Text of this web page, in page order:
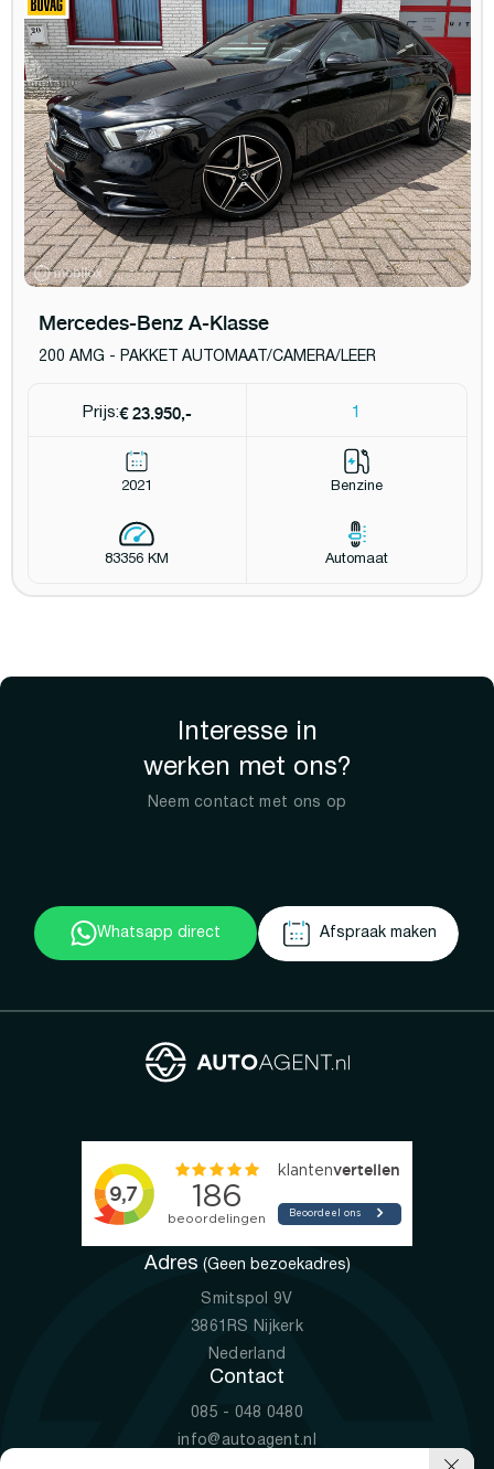
Mercedes-Benz A-Klasse
200 AMG - PAKKET AUTOMAAT/CAMERA/LEER
Prijs:€ 23.950,- 1
2021 Benzine
83356 KM Automaat
Interesse in
werken met ons?
Neem contact met ons op
Whatsapp direct Afspraak maken
Adres (Geen bezoekadres)
Smitspol 9V
3861RS Nijkerk
Nederland
Contact
085 - 048 0480
info@autoagent.nl